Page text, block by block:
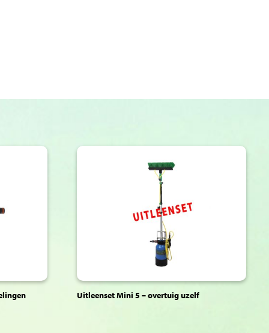
Uitleenset Mini 5 – overtuig uzelf